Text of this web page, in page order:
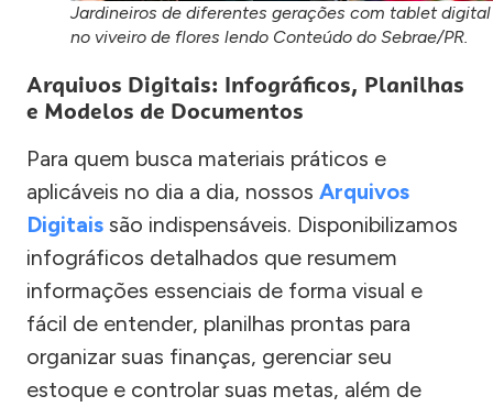
Jardineiros de diferentes gerações com tablet digital
no viveiro de flores lendo Conteúdo do Sebrae/PR.
Arquivos Digitais: Infográficos, Planilhas
e Modelos de Documentos
Para quem busca materiais práticos e
aplicáveis no dia a dia, nossos Arquivos
Digitais são indispensáveis. Disponibilizamos
infográficos detalhados que resumem
informações essenciais de forma visual e
fácil de entender, planilhas prontas para
organizar suas finanças, gerenciar seu
estoque e controlar suas metas, além de